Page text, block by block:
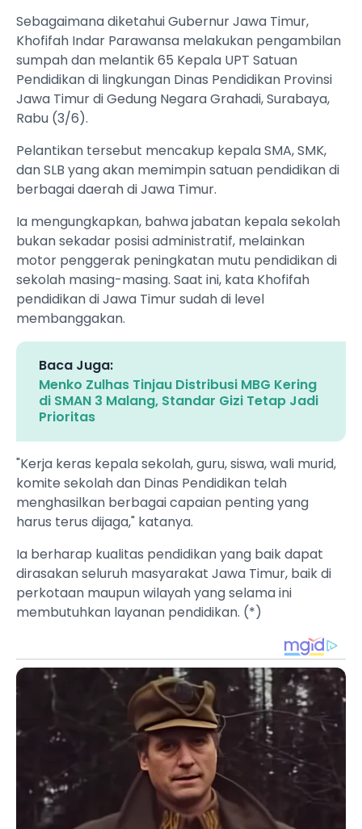
Sebagaimana diketahui Gubernur Jawa Timur,
Khofifah Indar Parawansa melakukan pengambilan
sumpah dan melantik 65 Kepala UPT Satuan
Pendidikan di lingkungan Dinas Pendidikan Provinsi
Jawa Timur di Gedung Negara Grahadi, Surabaya,
Rabu (3/6).
Pelantikan tersebut mencakup kepala SMA, SMK,
dan SLB yang akan memimpin satuan pendidikan di
berbagai daerah di Jawa Timur.
Ia mengungkapkan, bahwa jabatan kepala sekolah
bukan sekadar posisi administratif, melainkan
motor penggerak peningkatan mutu pendidikan di
sekolah masing-masing. Saat ini, kata Khofifah
pendidikan di Jawa Timur sudah di level
membanggakan.
Baca Juga:
Menko Zulhas Tinjau Distribusi MBG Kering
di SMAN 3 Malang, Standar Gizi Tetap Jadi
Prioritas
"Kerja keras kepala sekolah, guru, siswa, wali murid,
komite sekolah dan Dinas Pendidikan telah
menghasilkan berbagai capaian penting yang
harus terus dijaga," katanya.
Ia berharap kualitas pendidikan yang baik dapat
dirasakan seluruh masyarakat Jawa Timur, baik di
perkotaan maupun wilayah yang selama ini
membutuhkan layanan pendidikan. (*)